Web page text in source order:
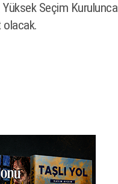
Seçim Kurulunca
olacak.